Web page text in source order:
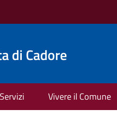
di Cadore
Servizi Vivere il Comune